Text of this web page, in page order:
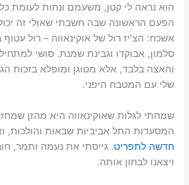
הוא נראה לי קטן, משעמם ונחות לעומת
הפעם הראשונה שבה חשבתי שאולי זה
אשכח: הצ'יז רול של אוקינאווה – רול עטוף
סלמון, אבוקדו וגבינת שמנת. סושי
והאצה בלבד, אלא מטוגן ומופלא בזכות
שלי עם המטבח היפני.
שמחתי לגלות שאוקינאווה היא מהזן
המסעדות התל אביביות שבאות והולכות,
חדשה לתפריט. גייסתי את נעמה ותמר,
ויצאנו לבחון אותה.